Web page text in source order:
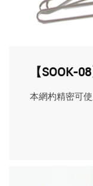
【SOOK-
本網杓精密可